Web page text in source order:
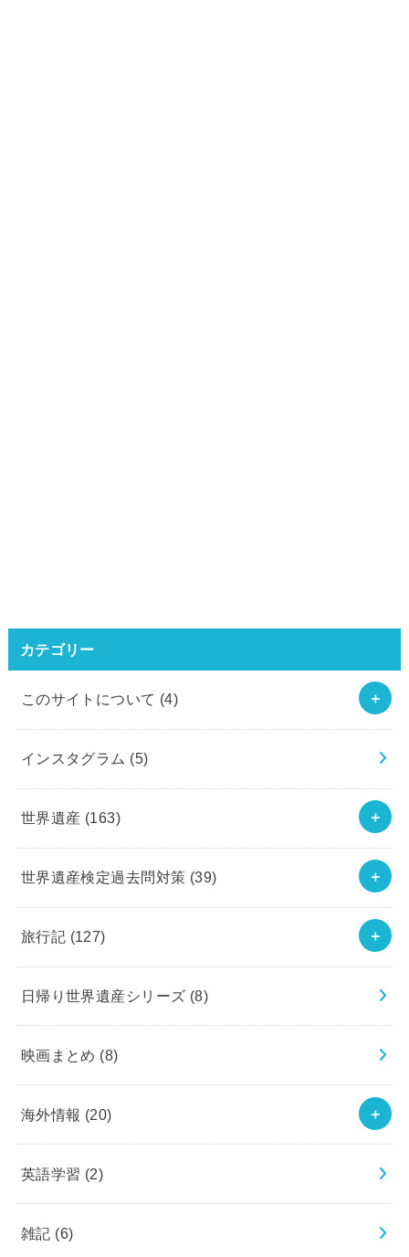
カテゴリー
このサイトについて (4)
インスタグラム (5)
世界遺産 (163)
世界遺産検定過去問対策 (39)
旅行記 (127)
日帰り世界遺産シリーズ (8)
映画まとめ (8)
海外情報 (20)
英語学習 (2)
雑記 (6)